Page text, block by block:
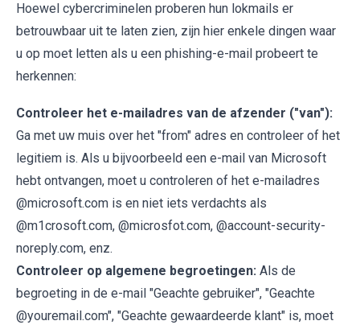
Hoewel cybercriminelen proberen hun lokmails er
betrouwbaar uit te laten zien, zijn hier enkele dingen waar
u op moet letten als u een phishing-e-mail probeert te
herkennen:
Controleer het e-mailadres van de afzender ("van"):
Ga met uw muis over het "from" adres en controleer of het
legitiem is. Als u bijvoorbeeld een e-mail van Microsoft
hebt ontvangen, moet u controleren of het e-mailadres
@microsoft.com is en niet iets verdachts als
@m1crosoft.com, @microsfot.com, @account-security-
noreply.com, enz.
Controleer op algemene begroetingen: Als de
begroeting in de e-mail "Geachte gebruiker", "Geachte
@youremail.com", "Geachte gewaardeerde klant" is, moet